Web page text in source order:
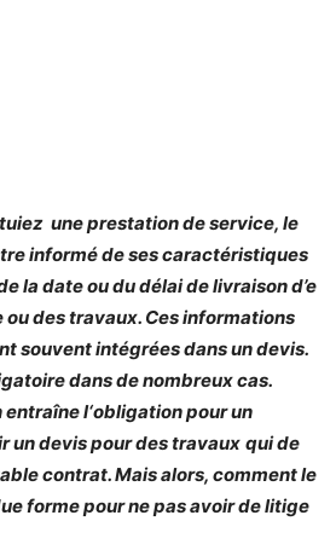
une prestation de service, le
informé de ses caractéristiques
la date ou du délai de livraison d’e
ou des travaux. Ces informations
souvent intégrées dans un devis.
dans de nombreux cas.
l‘obligation pour un
un devis pour des travaux qui de
contrat. Mais alors, comment le
forme pour ne pas avoir de litige